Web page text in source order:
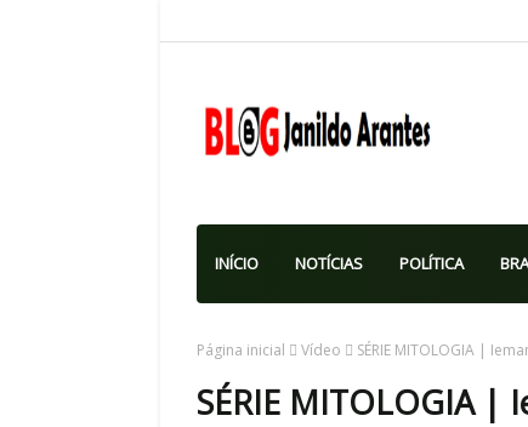
INÍCIO NOTÍCIAS POLÍTICA
Página inicial Vídeo SÉRIE MITOLOGIA |
SÉRIE MITOLOGIA |